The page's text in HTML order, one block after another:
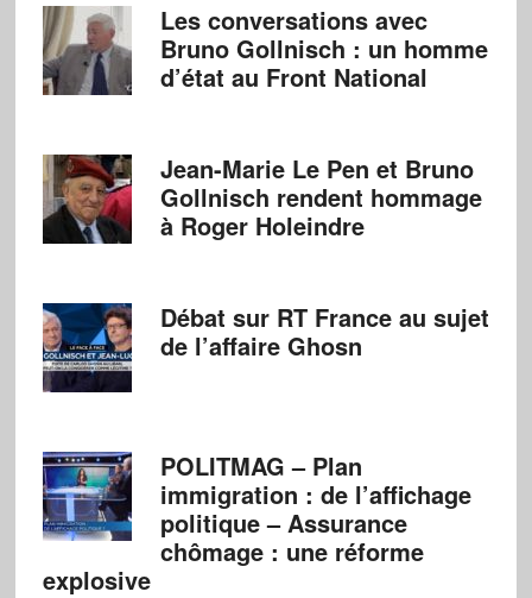
Les conversations avec
Bruno Gollnisch : un homme
d’état au Front National
Jean-Marie Le Pen et Bruno
Gollnisch rendent hommage
à Roger Holeindre
Débat sur RT France au sujet
de l’affaire Ghosn
POLITMAG – Plan
immigration : de l’affichage
politique – Assurance
chômage : une réforme
explosive